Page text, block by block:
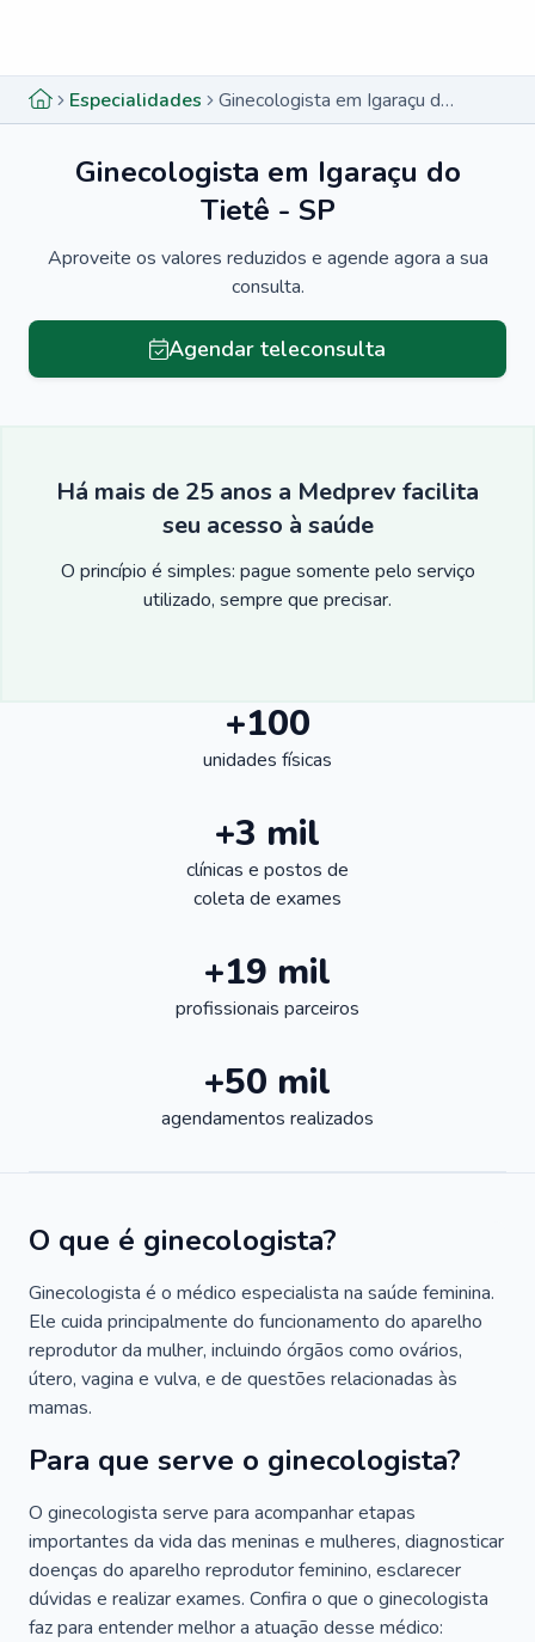
Especialidades Ginecologista em Igaraçu do Tietê - SP
Ginecologista em Igaraçu do
Tietê - SP
Aproveite os valores reduzidos e agende agora a sua
consulta.
Agendar teleconsulta
Há mais de 25 anos a Medprev facilita
seu acesso à saúde
O princípio é simples: pague somente pelo serviço
utilizado, sempre que precisar.
+100
unidades físicas
+3 mil
clínicas e postos de
coleta de exames
+19 mil
profissionais parceiros
+50 mil
agendamentos realizados
O que é ginecologista?
Ginecologista é o médico especialista na saúde feminina.
Ele cuida principalmente do funcionamento do aparelho
reprodutor da mulher, incluindo órgãos como ovários,
útero, vagina e vulva, e de questões relacionadas às
mamas.
Para que serve o ginecologista?
O ginecologista serve para acompanhar etapas
importantes da vida das meninas e mulheres, diagnosticar
doenças do aparelho reprodutor feminino, esclarecer
dúvidas e realizar exames. Confira o que o ginecologista
faz para entender melhor a atuação desse médico: